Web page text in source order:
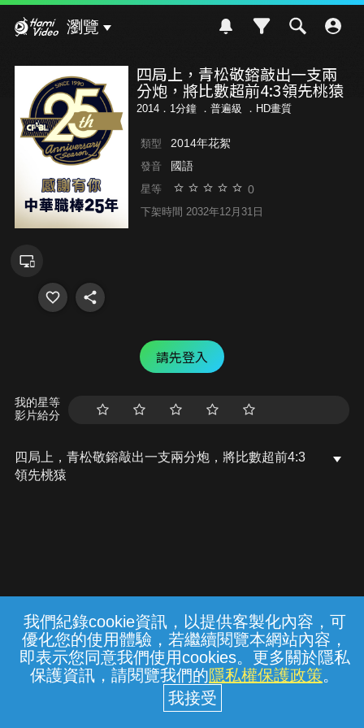
我們紀錄cookie資訊，以提供客製化內容，可
優化您的使用體驗，若繼續閱覽本網站內容，
即表示您同意我們使用cookies。更多關於隱私
保護資訊，請閱覽我們的隱私權保護政策。
瀏覽
四局上，青松敬鎔敲出一支兩
分炮，將比數超前4:3領先桃猿
2014．1分鐘 ． 普遍級 ．HD畫質
類型 2014年花絮
發音 國語
星等 0
下架時間 2032年12月31日
請先登入
我的星等
影片給分
四局上，青松敬鎔敲出一支兩分炮，將比數超前4:3
領先桃猿
常見問題 線上客服 服務條款 隱私權保護
中華電信股份有限公司個人家庭分公司
(統一編號：96979949) © 2026
{{notifyMsg}}